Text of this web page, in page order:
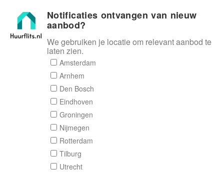
Huurflits
Reactieformulier
Huurflits
Verstuur je bericht
Door een bericht te sturen kom je in contact met de
aanbieder of makelaar van de woning.
Notificaties ontvangen van nieuw
aanbod?
We gebruiken je locatie om relevant aanbod te
laten zien.
Amsterdam
Arnhem
Den Bosch
Eindhoven
Groningen
Nijmegen
Rotterdam
Tilburg
Utrecht